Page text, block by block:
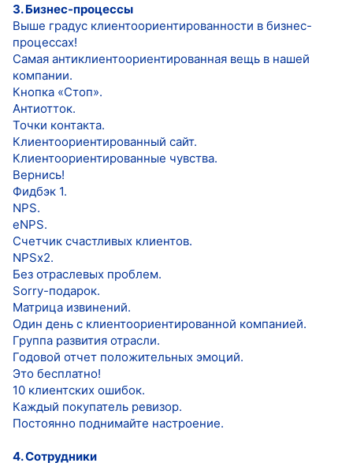
3. Бизнес-процессы
Выше градус клиентоориентированности в бизнес-
процессах!
Самая антиклиентоориентированная вещь в нашей
компании.
Кнопка «Стоп».
Антиотток.
Точки контакта.
Клиентоориентированный сайт.
Клиентоориентированные чувства.
Вернись!
Фидбэк 1.
NPS.
eNPS.
Счетчик счастливых клиентов.
NPSx2.
Без отраслевых проблем.
Sorry-подарок.
Матрица извинений.
Один день с клиентоориентированной компанией.
Группа развития отрасли.
Годовой отчет положительных эмоций.
Это бесплатно!
10 клиентских ошибок.
Каждый покупатель ревизор.
Постоянно поднимайте настроение.
4. Сотрудники